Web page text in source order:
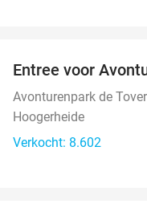
Entree voor
Avonturenpark de
Hoogerheide
Verkocht: 8.602